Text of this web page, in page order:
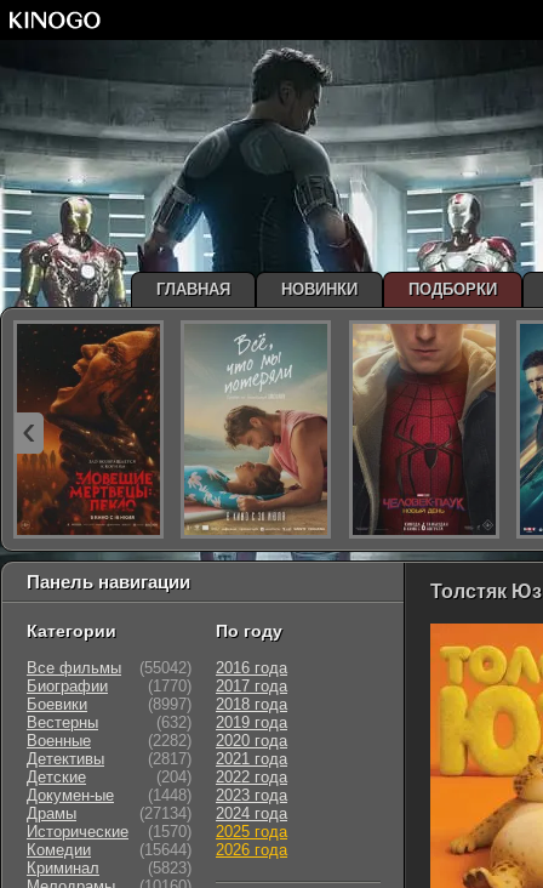
Толстяк
Панель навигации
Категории
Все фильмы
(55042)
Биографии
(1770)
Боевики
(8997)
Вестерны
(632)
Военные
(2282)
Детективы
(2817)
Детские
(204)
Докумен-ые
(1448)
Драмы
(27134)
Исторические
(1570)
Комедии
(15644)
Криминал
(5823)
По году
2016 года
2017 года
2018 года
2019 года
2020 года
2021 года
2022 года
2023 года
2024 года
2025 года
2026 года
ГЛАВНАЯ НОВИНКИ ПОДБОРКИ
‹